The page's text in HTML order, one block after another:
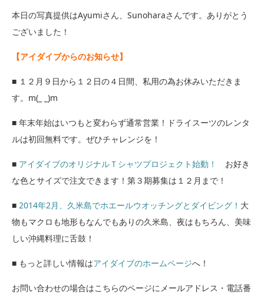
本日の写真提供はAyumiさん、Sunoharaさんです。ありがとう
ございました！
【アイダイブからのお知らせ】
■ １２月９日から１２日の４日間、私用の為お休みいただきま
す。m(_ _)m
■ 年末年始はいつもと変わらず通常営業！ドライスーツのレンタ
ルは初回無料です。ぜひチャレンジを！
■ アイダイブのオリジナルＴシャツプロジェクト始動！
お好き
な色とサイズで注文できます！第３期募集は１２月まで！
■ 2014年2月、久米島でホエールウオッチングとダイビング！ 大
物もマクロも地形もなんでもありの久米島、夜はもちろん、美味
しい沖縄料理に舌鼓！
■ もっと詳しい情報はアイダイブのホームページへ！
お問い合わせの場合はこちらのページにメールアドレス・電話番